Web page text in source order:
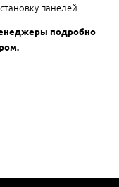
панелей.
подробно